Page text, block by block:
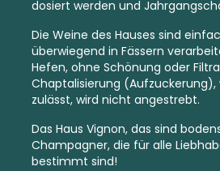
dosiert werden und
Die Weine des Hauses sind
überwiegend in Fässern
Hefen, ohne Schönung oder
Chaptalisierung (Aufzuckerung),
zulässt, wird nicht angestrebt.
Das Haus Vignon, das sind
Champagner, die für alle
bestimmt sind!